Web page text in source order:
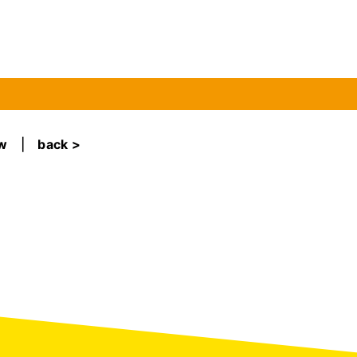
back >